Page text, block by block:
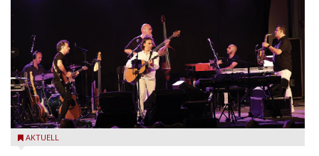
Pippo Pollina im Konzert mit dem Palermo Acoustic Quintet
AKTUELL